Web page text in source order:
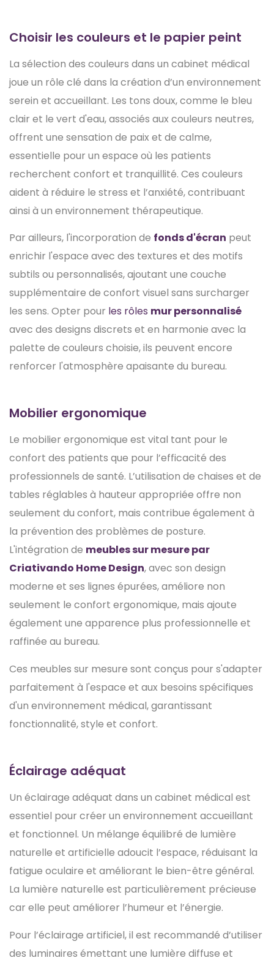
Choisir les couleurs et le papier peint
La sélection des couleurs dans un cabinet médical
joue un rôle clé dans la création d’un environnement
serein et accueillant. Les tons doux, comme le bleu
clair et le vert d'eau, associés aux couleurs neutres,
offrent une sensation de paix et de calme,
essentielle pour un espace où les patients
recherchent confort et tranquillité. Ces couleurs
aident à réduire le stress et l’anxiété, contribuant
ainsi à un environnement thérapeutique.
Par ailleurs, l'incorporation de fonds d'écran peut
enrichir l'espace avec des textures et des motifs
subtils ou personnalisés, ajoutant une couche
supplémentaire de confort visuel sans surcharger
les sens. Opter pour les rôles mur personnalisé
avec des designs discrets et en harmonie avec la
palette de couleurs choisie, ils peuvent encore
renforcer l'atmosphère apaisante du bureau.
Mobilier ergonomique
Le mobilier ergonomique est vital tant pour le
confort des patients que pour l’efficacité des
professionnels de santé. L’utilisation de chaises et de
tables réglables à hauteur appropriée offre non
seulement du confort, mais contribue également à
la prévention des problèmes de posture.
L'intégration de meubles sur mesure par
Criativando Home Design, avec son design
moderne et ses lignes épurées, améliore non
seulement le confort ergonomique, mais ajoute
également une apparence plus professionnelle et
raffinée au bureau.
Ces meubles sur mesure sont conçus pour s'adapter
parfaitement à l'espace et aux besoins spécifiques
d'un environnement médical, garantissant
fonctionnalité, style et confort.
Éclairage adéquat
Un éclairage adéquat dans un cabinet médical est
essentiel pour créer un environnement accueillant
et fonctionnel. Un mélange équilibré de lumière
naturelle et artificielle adoucit l’espace, réduisant la
fatigue oculaire et améliorant le bien-être général.
La lumière naturelle est particulièrement précieuse
car elle peut améliorer l’humeur et l’énergie.
Pour l’éclairage artificiel, il est recommandé d’utiliser
des luminaires émettant une lumière diffuse et